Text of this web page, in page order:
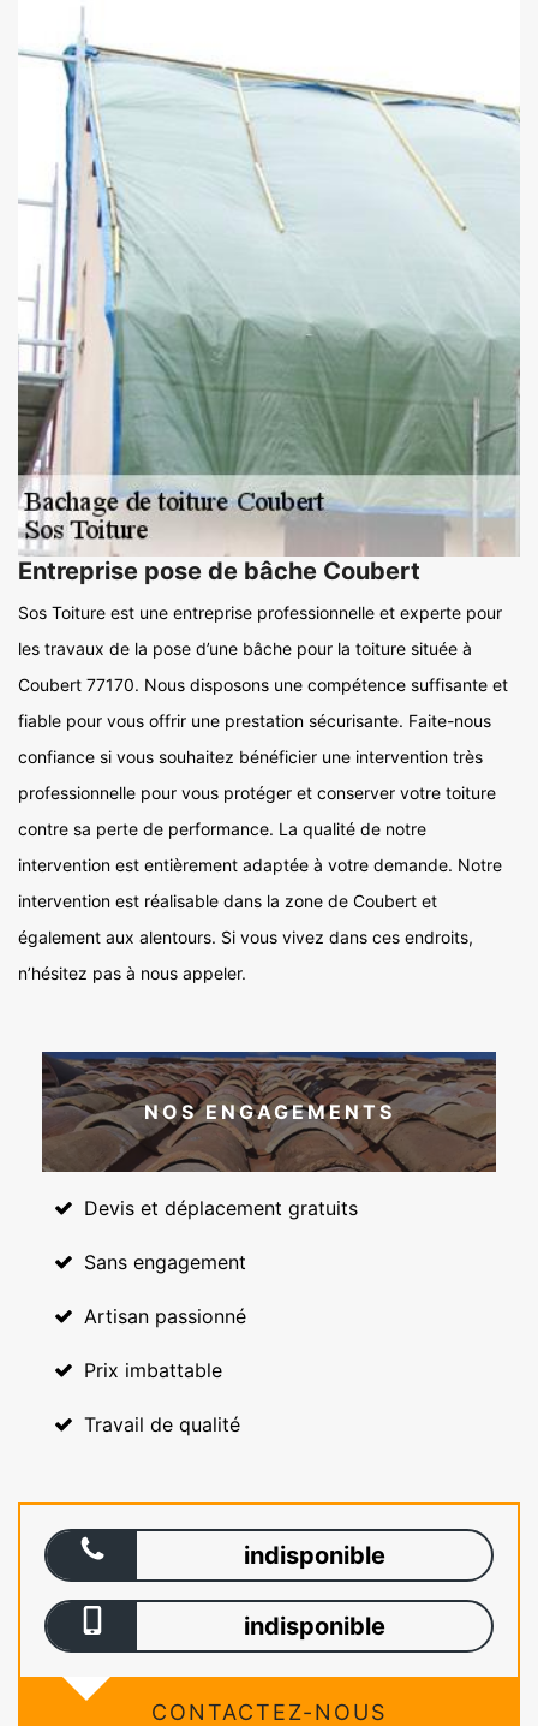
Entreprise pose de bâche Coubert
Sos Toiture est une entreprise professionnelle et experte pour
les travaux de la pose d’une bâche pour la toiture située à
Coubert 77170. Nous disposons une compétence suffisante et
fiable pour vous offrir une prestation sécurisante. Faite-nous
confiance si vous souhaitez bénéficier une intervention très
professionnelle pour vous protéger et conserver votre toiture
contre sa perte de performance. La qualité de notre
intervention est entièrement adaptée à votre demande. Notre
intervention est réalisable dans la zone de Coubert et
également aux alentours. Si vous vivez dans ces endroits,
n’hésitez pas à nous appeler.
NOS ENGAGEMENTS
Devis et déplacement gratuits
Sans engagement
Artisan passionné
Prix imbattable
Travail de qualité
indisponible
indisponible
CONTACTEZ-NOUS